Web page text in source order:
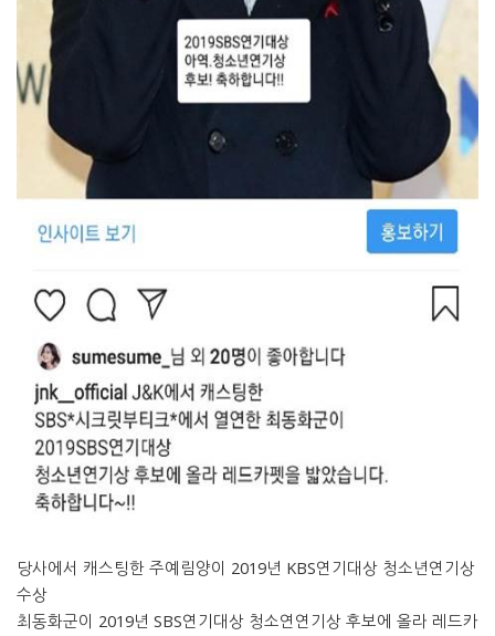
당사에서 캐스팅한 주예림양이 2019년 KBS연기대상 청소년연기상
수상
최동화군이 2019년 SBS연기대상 청소연연기상 후보에 올라 레드카